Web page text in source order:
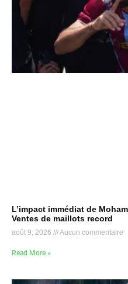
L’impact immédiat de
Ventes de maillots record
août 9, 2026 Aucun commentaire
Read More »